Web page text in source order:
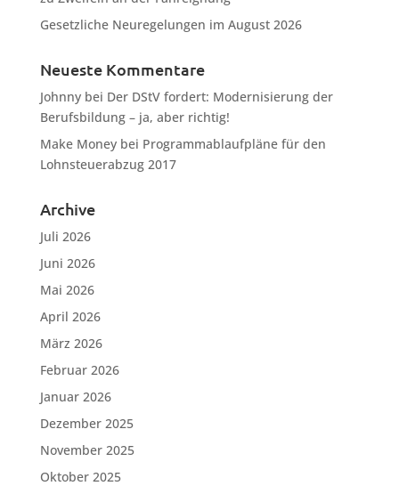
Gesetzliche Neuregelungen im August 2026
Neueste Kommentare
Johnnybei Der DStV fordert: Modernisierung der
Berufsbildung – ja, aber richtig!
Make Moneybei Programmablaufpläne für den
Lohnsteuerabzug 2017
Archive
Juli 2026
Juni 2026
Mai 2026
April 2026
März 2026
Februar 2026
Januar 2026
Dezember 2025
November 2025
Oktober 2025